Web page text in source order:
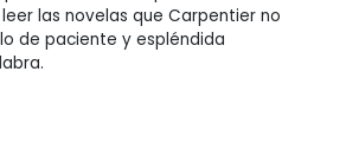
las novelas que Carpentier no
de paciente y espléndida